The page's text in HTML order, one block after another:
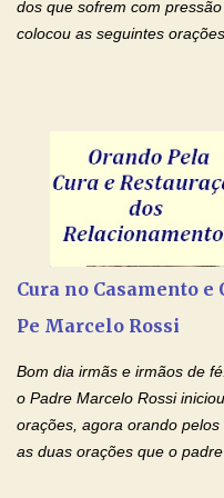
dos que sofrem com
colocou as seguintes
Senhora! Adriana-Devoção
Jesus esteja ao vosso lado,
para vos conservar; diante
para vos guardar; acima de
e reina pelos séculos dos
Todas As Doenças Senhor
Nome † (sinal da cruz), que
os padrões de enfermidade
os laços...
Cura no Casamento
Pe Marcelo Rossi
Bom dia irmãs e irmãos de
o Padre Marcelo Rossi
orações, agora orando
as duas orações que o